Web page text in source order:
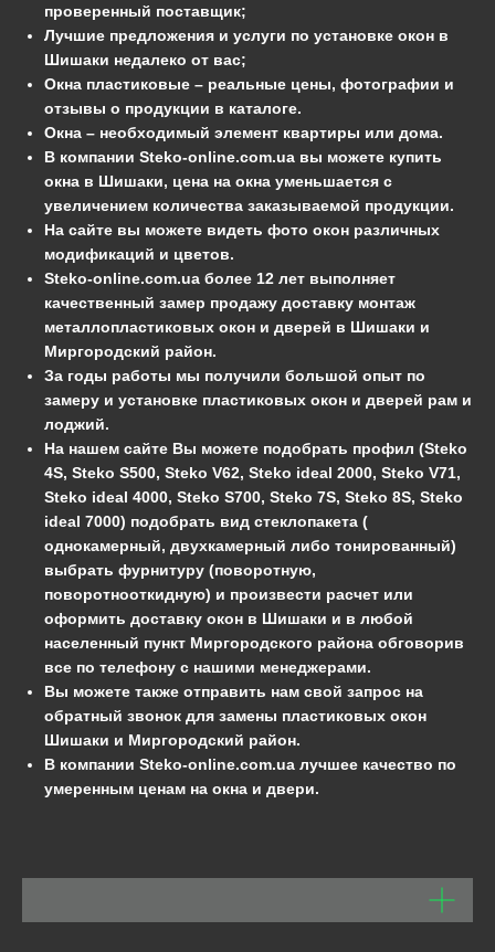
проверенный поставщик;
Лучшие предложения и услуги по установке окон в
Шишаки недалеко от вас;
Окна пластиковые – реальные цены, фотографии и
отзывы о продукции в каталоге.
Окна – необходимый элемент квартиры или дома.
В компании Steko-online.com.ua вы можете купить
окна в Шишаки, цена на окна уменьшается с
увеличением количества заказываемой продукции.
На сайте вы можете видеть фото окон различных
модификаций и цветов.
Steko-online.com.ua более 12 лет выполняет
качественный замер продажу доставку монтаж
металлопластиковых окон и дверей в Шишаки и
Миргородский район.
За годы работы мы получили большой опыт по
замеру и установке пластиковых окон и дверей рам и
лоджий.
На нашем сайте Вы можете подобрать профил (Steko
4S, Steko S500, Steko V62, Steko ideal 2000, Steko V71,
Steko ideal 4000, Steko S700, Steko 7S, Steko 8S, Steko
ideal 7000) подобрать вид стеклопакета (
однокамерный, двухкамерный либо тонированный)
выбрать фурнитуру (поворотную,
поворотнооткидную) и произвести расчет или
оформить доставку окон в Шишаки и в любой
населенный пункт Миргородского района обговорив
все по телефону с нашими менеджерами.
Вы можете также отправить нам свой запрос на
обратный звонок для замены пластиковых окон
Шишаки и Миргородский район.
В компании Steko-online.com.ua лучшее качество по
умеренным ценам на окна и двери.